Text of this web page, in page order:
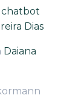
chatbot
Dias
Daiana